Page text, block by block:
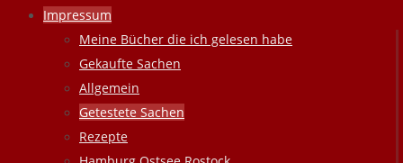
Impressum
Meine Bücher die ich gelesen habe
Gekaufte Sachen
Allgemein
Getestete Sachen
Rezepte